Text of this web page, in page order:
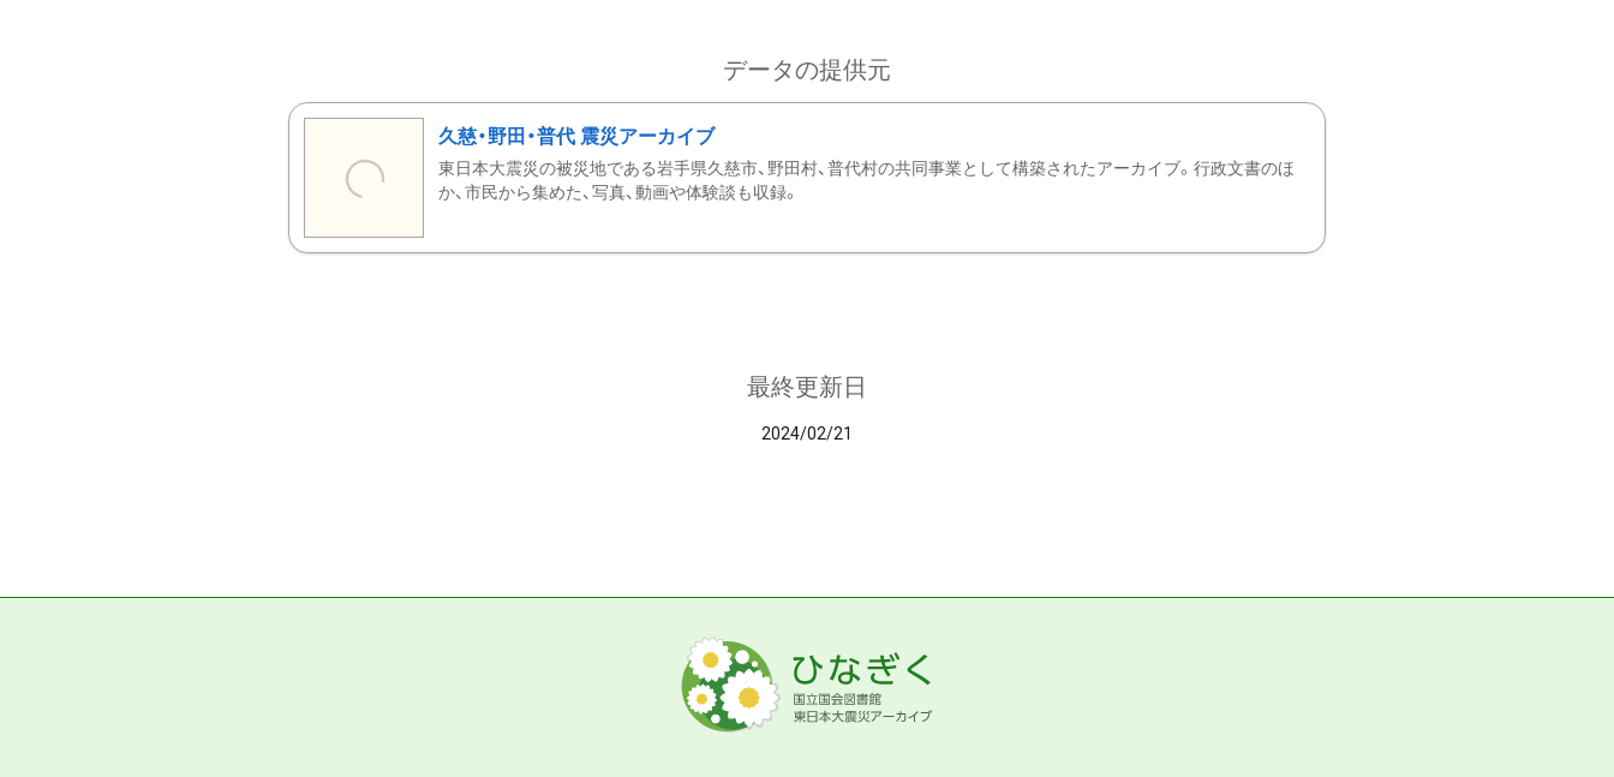
データの提供元
久慈・野田・普代 震災アーカイブ
東日本大震災の被災地である岩手県久慈市、野田村、普代村の共同事業として構築されたアーカイブ。行政文書のほ
か、市民から集めた、写真、動画や体験談も収録。
最終更新日
2024/02/21